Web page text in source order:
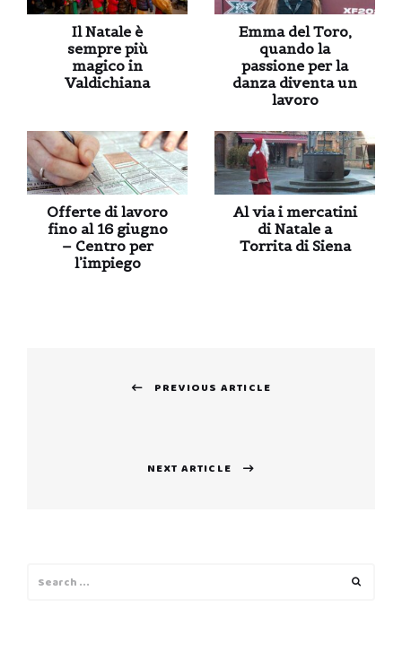
Il Natale è
sempre più
magico in
Valdichiana
Emma del Toro,
quando la
passione per la
danza diventa un
lavoro
Offerte di lavoro
fino al 16 giugno
– Centro per
l’impiego
Al via i mercatini
di Natale a
Torrita di Siena
PREVIOUS ARTICLE
NEXT ARTICLE
for: